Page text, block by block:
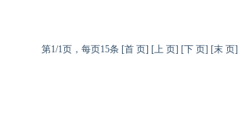
第1/1页，每页15条 [首 页] [上 页] [下 页] [末 页]